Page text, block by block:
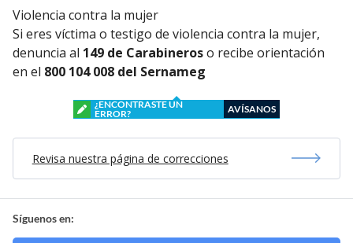
Violencia contra la mujer
Si eres víctima o testigo de violencia contra la mujer,
denuncia al 149 de Carabineroso recibe orientación
en el 800 104 008 del Sernameg
¿ENCONTRASTE UN
ERROR?
AVÍSANOS
Revisa nuestra página de correcciones
Síguenos en: